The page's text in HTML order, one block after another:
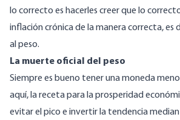
lo correcto es hacerles creer que lo
inflación crónica de la manera correcta, es
al peso.
La muerte oficial del peso
Siempre es bueno tener una moneda
aquí, la receta para la prosperidad
evitar el pico e invertir la tendencia